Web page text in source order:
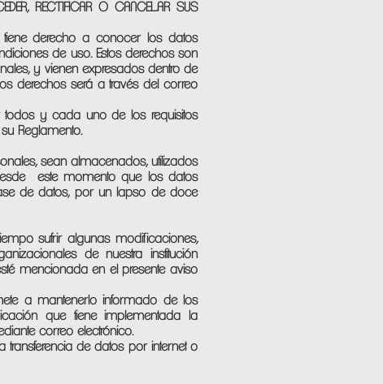
RECTIFICAR O CANCELAR SUS
tiene derecho a conocer los datos
de uso. Estos derechos son
y vienen expresados dentro de
derechos será a través del correo
todos y cada uno de los requisitos
Reglamento.
sean almacenados, utilizados
este momento que los datos
de datos, por un lapso de doce
sufrir algunas modificaciones,
de nuestra institución
mencionada en el presente aviso
a mantenerlo informado de los
que tiene implementada la
correo electrónico.
de datos por internet o